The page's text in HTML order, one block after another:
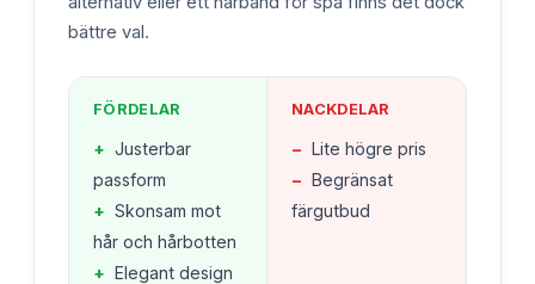
bättre val.
FÖRDELAR
+ Justerbar
passform
+ Skonsam mot
hår och hårbotten
+ Elegant design
NACKDELAR
− Lite högre pris
− Begränsat
färgutbud